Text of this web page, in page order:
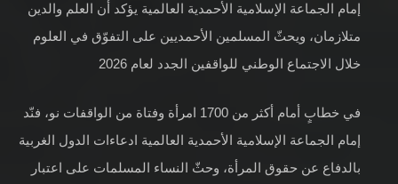
إمام الجماعة الإسلامية الأحمدية العالمية يؤكد أن العلم والدين
متلازمان، ويحثّ المسلمين الأحمديين على التفوّق في العلوم
خلال الاجتماع الوطني للواقفين الجدد لعام 2026
في خطابٍ أمام أكثر من 1700 امرأة وفتاة من الواقفات نو، فنّد
إمام الجماعة الإسلامية الأحمدية العالمية ادعاءات الدول الغربية
بالدفاع عن حقوق المرأة، وحثّ النساء المسلمات على اعتبار